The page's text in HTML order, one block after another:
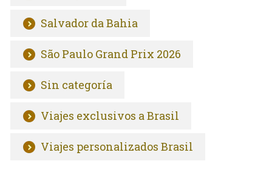
Salvador da Bahia
São Paulo Grand Prix 2026
Sin categoría
Viajes exclusivos a Brasil
Viajes personalizados Brasil